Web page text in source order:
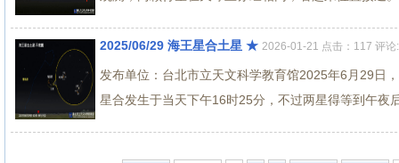
2025/06/29 海王星合土星 ★ 2026-01-21 点击：117 评论
发布单位：台北市立天文科学教育馆2025年6月29
星合发生于当天下午16时25分，不过两星得等到午夜